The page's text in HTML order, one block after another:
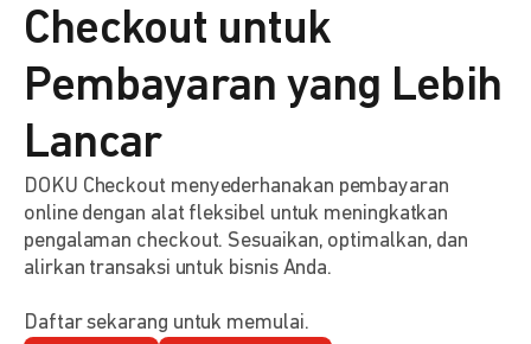
Checkout untuk
Pembayaran yang Lebih
Lancar
DOKU Checkout menyederhanakan pembayaran
online dengan alat fleksibel untuk meningkatkan
pengalaman checkout. Sesuaikan, optimalkan, dan
alirkan transaksi untuk bisnis Anda.
Daftar sekarang untuk memulai.